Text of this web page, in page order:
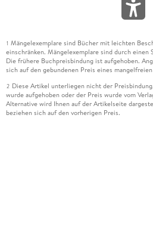
1 Mängelexemplare sind Bücher mit leichten
einschränken. Mängelexemplare sind durch einen
Die frühere Buchpreisbindung ist aufgehoben.
sich auf den gebundenen Preis eines mangelfreien
2 Diese Artikel unterliegen nicht der
wurde aufgehoben oder der Preis wurde vom
Alternative wird Ihnen auf der Artikelseite
beziehen sich auf den vorherigen Preis.